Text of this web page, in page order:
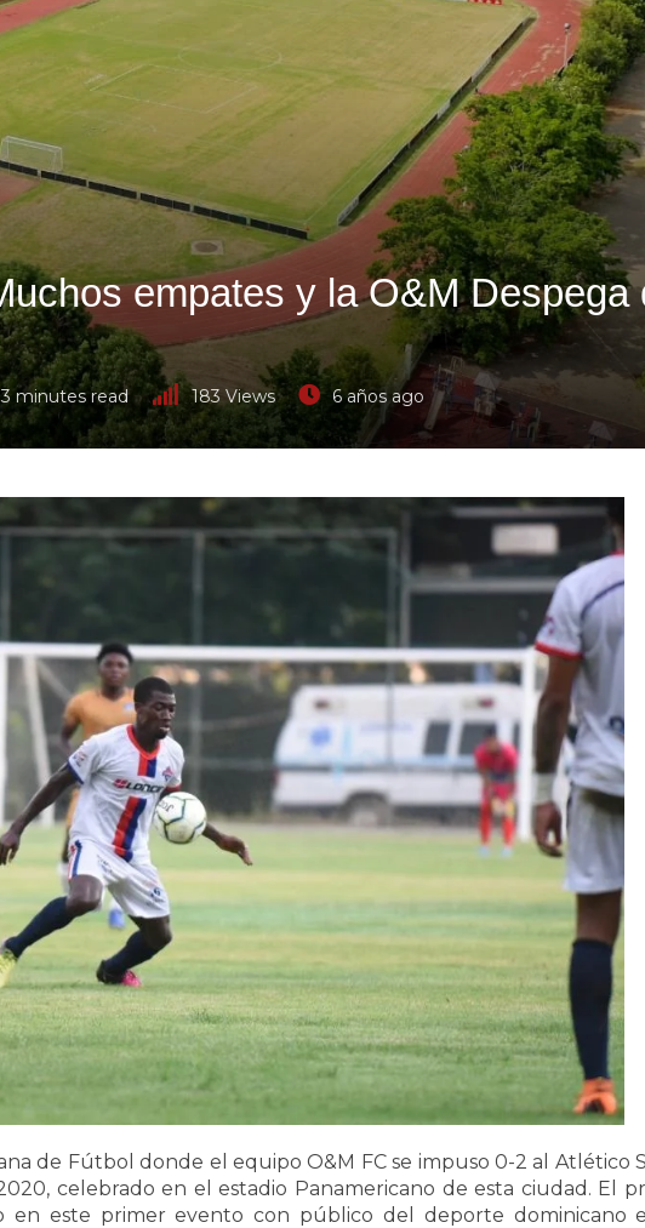
empates y la O&M Despega
3 minutes read 183 Views 6 años ago
de Fútbol donde el equipo O&M FC se impuso 0-2 al Atlético
celebrado en el estadio Panamericano de esta ciudad. El
en este primer evento con público del deporte dominicano